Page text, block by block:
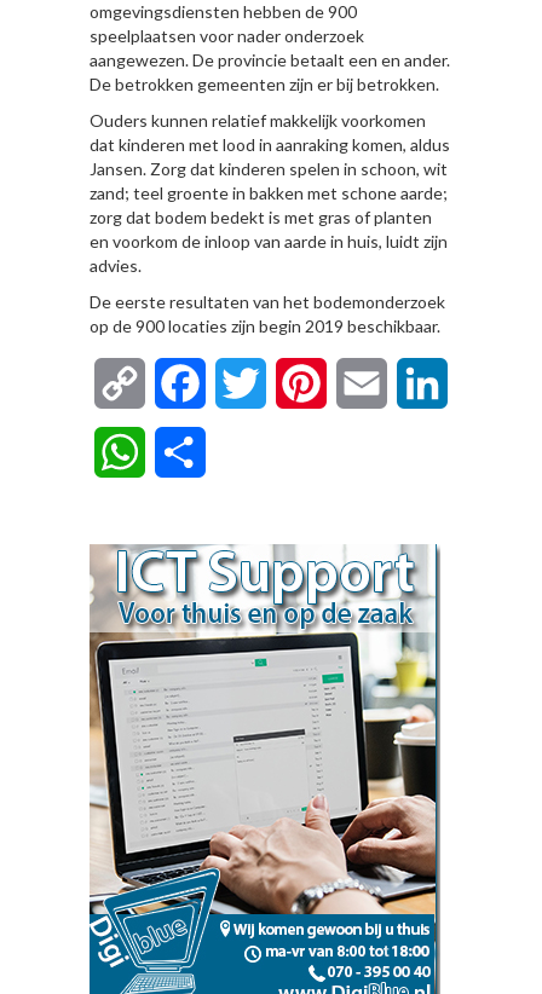
omgevingsdiensten hebben de 900
speelplaatsen voor nader onderzoek
aangewezen. De provincie betaalt een en ander.
De betrokken gemeenten zijn er bij betrokken.
Ouders kunnen relatief makkelijk voorkomen
dat kinderen met lood in aanraking komen, aldus
Jansen. Zorg dat kinderen spelen in schoon, wit
zand; teel groente in bakken met schone aarde;
zorg dat bodem bedekt is met gras of planten
en voorkom de inloop van aarde in huis, luidt zijn
advies.
De eerste resultaten van het bodemonderzoek
op de 900 locaties zijn begin 2019 beschikbaar.
Copy
Link
FacebookTwitter Pinterest Email
WhatsApp